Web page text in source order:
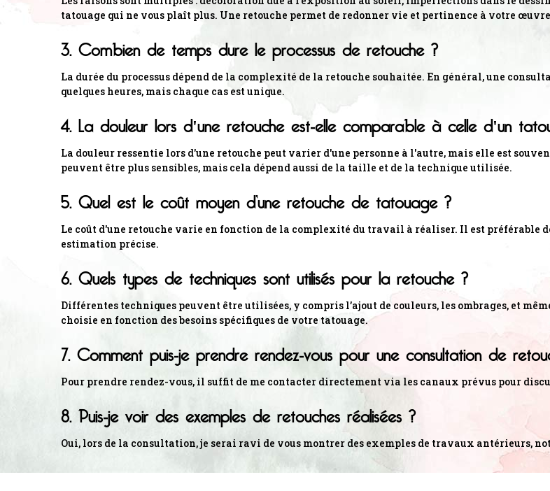
tatouage qui ne vous plaît plus. Une retouche permet de redonner vie et pertinence à votre
3. Combien de temps dure le processus de retouche ?
La durée du processus dépend de la complexité de la retouche souhaitée. En général, une
quelques heures, mais chaque cas est unique.
4. La douleur lors d'une retouche est-elle comparable à celle d'un
La douleur ressentie lors d'une retouche peut varier d'une personne à l'autre, mais elle est
peuvent être plus sensibles, mais cela dépend aussi de la taille et de la technique utilisée.
5. Quel est le coût moyen d’une retouche de tatouage ?
Le coût d'une retouche varie en fonction de la complexité du travail à réaliser. Il est préférable
estimation précise.
6. Quels types de techniques sont utilisés pour la retouche ?
Différentes techniques peuvent être utilisées, y compris l’ajout de couleurs, les ombrages, et
choisie en fonction des besoins spécifiques de votre tatouage.
7. Comment puis-je prendre rendez-vous pour une consultation de
Pour prendre rendez-vous, il suffit de me contacter directement via les canaux prévus pour
8. Puis-je voir des exemples de retouches réalisées ?
Oui, lors de la consultation, je serai ravi de vous montrer des exemples de travaux antérieurs,